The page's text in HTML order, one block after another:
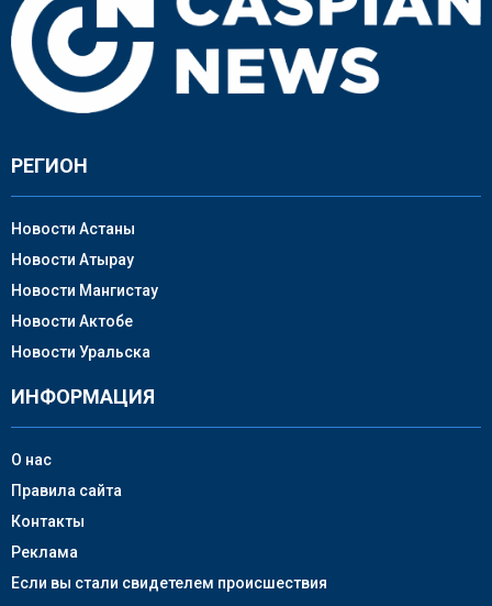
РЕГИОН
Новости Астаны
Новости Атырау
Новости Мангистау
Новости Актобе
Новости Уральска
ИНФОРМАЦИЯ
О нас
Правила сайта
Контакты
Реклама
Если вы стали свидетелем происшествия